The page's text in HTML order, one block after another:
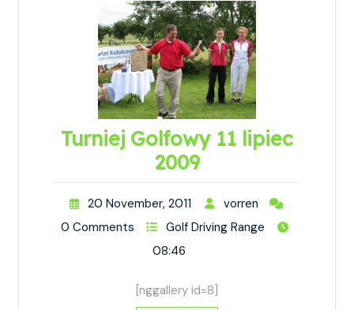
Turniej Golfowy 11 lipiec
2009
20 November, 2011
vorren
0 Comments
Golf Driving Range
08:46
[nggallery id=8]